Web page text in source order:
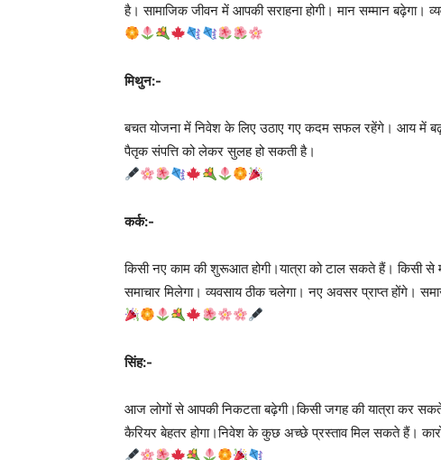
है। सामाजिक जीवन में आपकी सराहना होगी। मान सम्मान बढ़ेगा।
मिथुन:-
बचत योजना में निवेश के लिए उठाए गए कदम सफल रहेंगे। आय में
पैतृक संपत्ति को लेकर सुलह हो सकती है।
कर्क:-
किसी नए काम की शुरूआत होगी।यात्रा को टाल सकते हैं।
समाचार मिलेगा। व्यवसाय ठीक चलेगा। नए अवसर प्राप्त होंगे।
सिंह:-
आज लोगों से आपकी निकटता बढ़ेगी।किसी जगह की यात्रा कर
कैरियर बेहतर होगा।निवेश के कुछ अच्छे प्रस्ताव मिल सकते हैं।